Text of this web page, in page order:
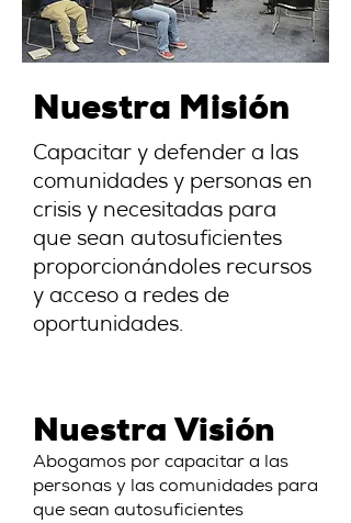
Nuestra Misión
Capacitar y defender a las
comunidades y personas en
crisis y necesitadas para
que sean autosuficientes
proporcionándoles recursos
y acceso a redes de
oportunidades.
Nuestra Visión
Abogamos por capacitar a las
personas y las comunidades para
que sean autosuficientes